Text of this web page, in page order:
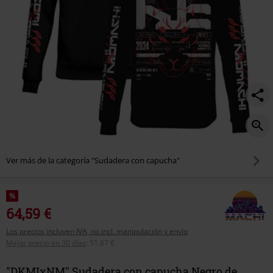
Ver más de la categoría "Sudadera con capucha"
%
64,59 €
Los precios incluyen IVA, no incl. manipulación y envío
Mejor precio en 30 días
51,67 €